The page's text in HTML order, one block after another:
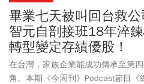
畢業七天被叫回台救
智元自剖接班18年淬
轉型變定存績優股！
在台灣，家族企業能成功傳承至第
角。本期《今周刊》Podcast節目《